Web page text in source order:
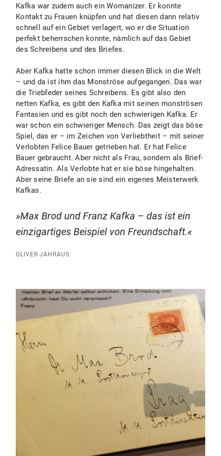
Kafka war zudem auch ein Womanizer. Er konnte
Kontakt zu Frauen knüpfen und hat diesen dann relativ
schnell auf ein Gebiet verlagert, wo er die Situation
perfekt beherrschen konnte, nämlich auf das Gebiet
des Schreibens und des Briefes.
Aber Kafka hatte schon immer diesen Blick in die Welt
– und da ist ihm das Monströse aufgegangen. Das war
die Triebfeder seines Schreibens. Es gibt also den
netten Kafka, es gibt den Kafka mit seinen monströsen
Fantasien und es gibt noch den schwierigen Kafka. Er
war schon ein schwieriger Mensch. Das zeigt das böse
Spiel, das er – im Zeichen von Verliebtheit – mit seiner
Verlobten Felice Bauer getrieben hat. Er hat Felice
Bauer gebraucht. Aber nicht als Frau, sondern als Brief-
Adressatin. Als Verlobte hat er sie böse hingehalten.
Aber seine Briefe an sie sind ein eigenes Meisterwerk
Kafkas.
Max Brod und Franz Kafka – das ist ein
einzigartiges Beispiel von Freundschaft.
OLIVER JAHRAUS